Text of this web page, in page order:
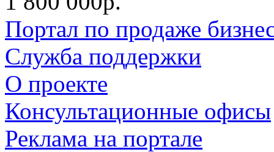
Портал по продаже
Служба поддержки
О проекте
Консультационные офисы
Реклама на портале